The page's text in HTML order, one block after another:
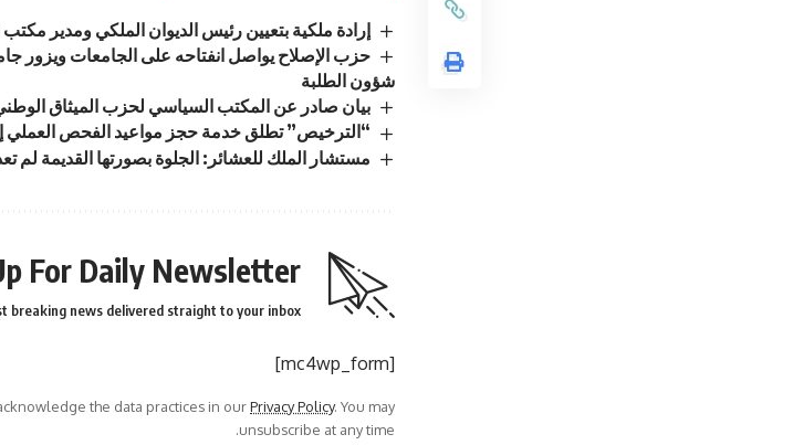
إرادة ملكية بتعيين رئيس الديوان الملكي ومدير
حزب الإصلاح يواصل انفتاحه على الجامعات ويزور
شؤون الطلبة
بيان صادر عن المكتب السياسي لحزب الميثاق
“الترخيص” تطلق خدمة حجز مواعيد الفحص العملي
مستشار الملك للعشائر: الجلوة بصورتها القديمة لم
For Daily Newsletter
breaking news delivered straight to your inbox.
[mc4wp_form]
the data practices in ourPrivacy Policy. You may
unsubscribe at any time.